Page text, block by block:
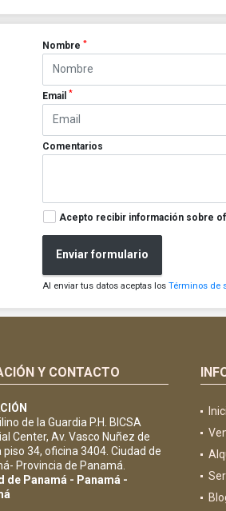
Nombre*
Email*
Comentarios
Acepto recibir información sobre
Enviar formulario
Al enviar tus datos aceptas losTérminos de
Y CONTACTO
de la Guardia P.H. BICSA
Center, Av. Vasco Nuñez de
piso 34, oficina 3404. Ciudad de
Provincia de Panamá.
de Panamá - Panamá -